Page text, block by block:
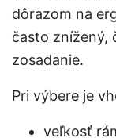
dôrazom na
často znížený,
zosadanie.
Pri výbere je
veľkosť